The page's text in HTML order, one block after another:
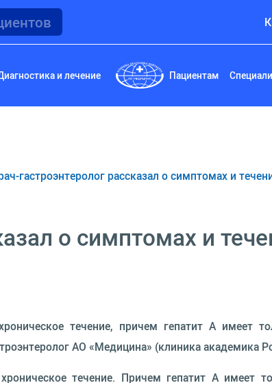
и лечение Пациентам
гастроэнтеролог рассказал о симптомах и
о симптомах и
течение, причем гепатит А имеет
АО «Медицина» (клиника академика
течение. Причем гепатит А имеет